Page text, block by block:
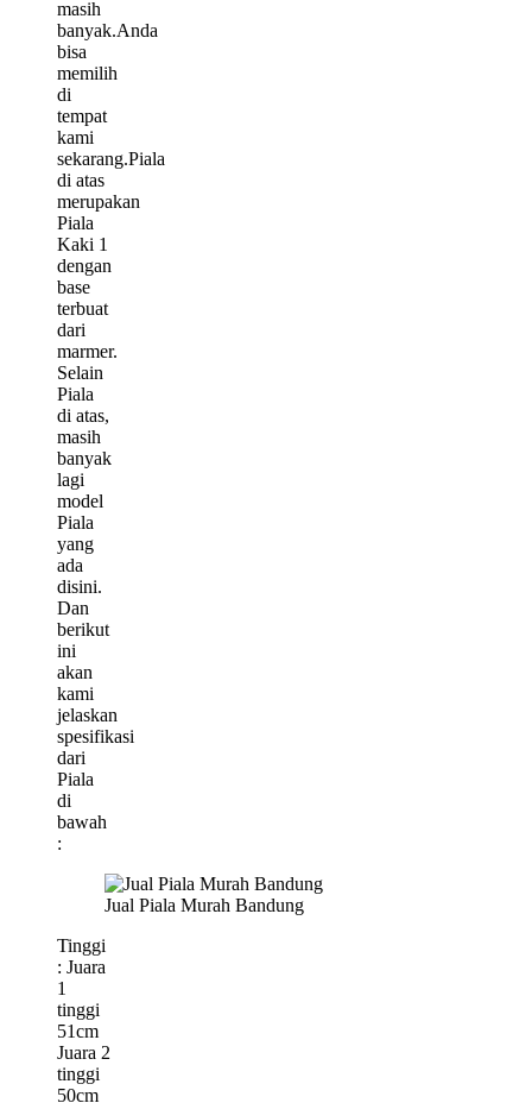
masih
banyak.Anda
bisa
memilih
di
tempat
kami
sekarang.Piala
di atas
merupakan
Piala
Kaki 1
dengan
base
terbuat
dari
marmer.
Selain
Piala
di atas,
masih
banyak
lagi
model
Piala
yang
ada
disini.
Dan
berikut
ini
akan
kami
jelaskan
spesifikasi
dari
Piala
di
bawah
:
Jual Piala Murah Bandung
Tinggi
: Juara
1
tinggi
51cm
Juara 2
tinggi
50cm